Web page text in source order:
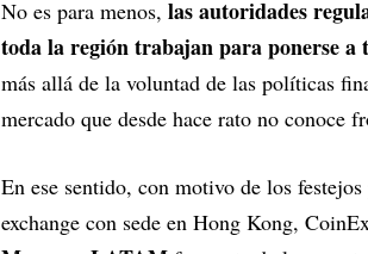
No es para menos, las autoridades
toda la región trabajan para ponerse a
más allá de la voluntad de las políticas
mercado que desde hace rato no conoce
En ese sentido, con motivo de los
exchange con sede en Hong Kong,